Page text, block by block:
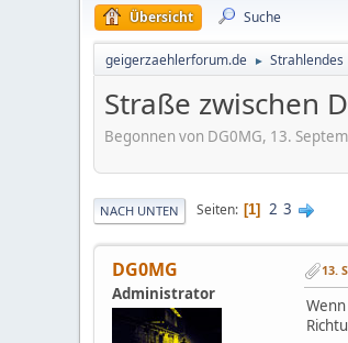
Übersicht Suche
geigerzaehlerforum.de ► Strahlendes
Straße zwischen
Begonnen von DG0MG, 13.
NACH UNTEN Seiten 1 2 3
DG0MG
Administrator
13.